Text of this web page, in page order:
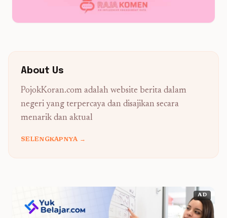
About Us
PojokKoran.com adalah website berita dalam
negeri yang terpercaya dan disajikan secara
menarik dan aktual
SELENGKAPNYA →
AD